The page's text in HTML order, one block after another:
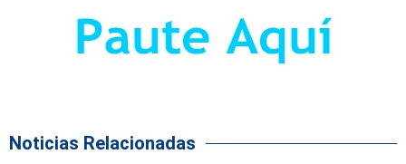
Noticias Relacionadas